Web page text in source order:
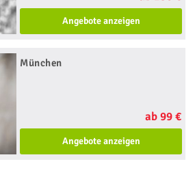
Angebote anzeigen
München
ab 99 €
Angebote anzeigen